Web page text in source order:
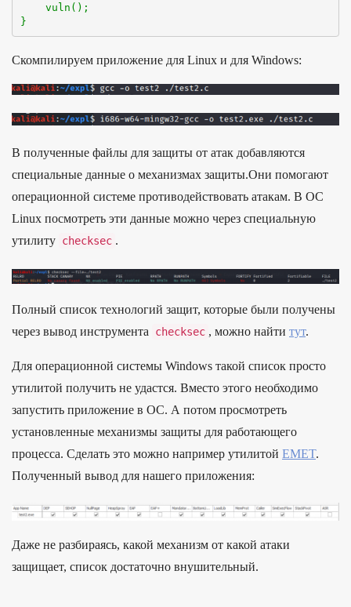
vuln();
}
Скомпилируем приложение для Linux и для Windows:
В полученные файлы для защиты от атак добавляются
специальные данные о механизмах защиты.Они помогают
операционной системе противодействовать атакам. В ОС
Linux посмотреть эти данные можно через специальную
утилиту checksec .
Полный список технологий защит, которые были получены
через вывод инструмента
checksec , можно найти тут.
Для операционной системы Windows такой список просто
утилитой получить не удастся. Вместо этого необходимо
запустить приложение в ОС. А потом просмотреть
установленные механизмы защиты для работающего
процесса. Сделать это можно например утилитой EMET.
Полученный вывод для нашего приложения:
Даже не разбираясь, какой механизм от какой атаки
защищает, список достаточно внушительный.